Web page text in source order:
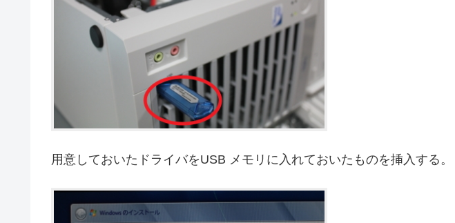
用意しておいたドライバをUSB メモリに入れておいたものを挿入する。